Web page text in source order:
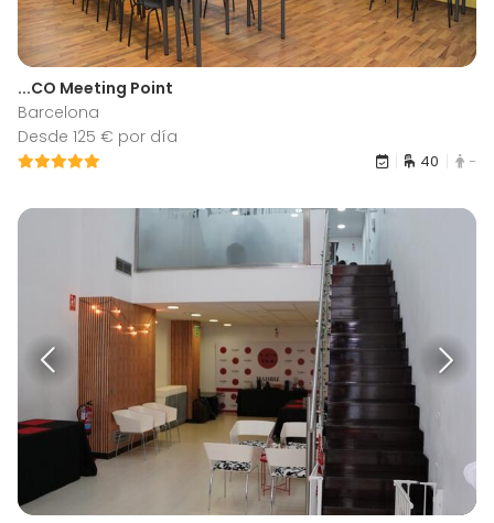
...CO Meeting Point
Barcelona
Desde 125 € por día
40 -